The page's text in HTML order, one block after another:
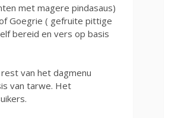
met magere pindasaus)
Goegrie ( gefruite pittige
bereid en vers op basis
van het dagmenu
van tarwe. Het